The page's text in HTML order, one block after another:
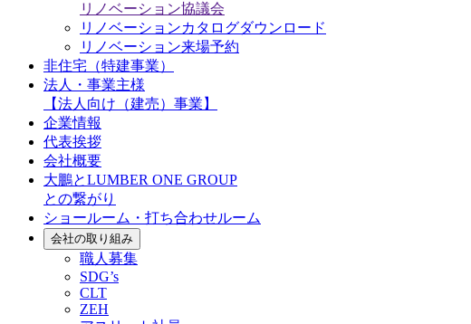
リノベーション協議会
リノベーションカタログダウンロード
リノベーション来場予約
非住宅（特建事業）
法人・事業主様
【法人向け（建売）事業】
企業情報
代表挨拶
会社概要
大鵬とLUMBER ONE GROUP
との繋がり
ショールーム・打ち合わせルーム
会社の取り組み
職人募集
SDG’s
CLT
ZEH